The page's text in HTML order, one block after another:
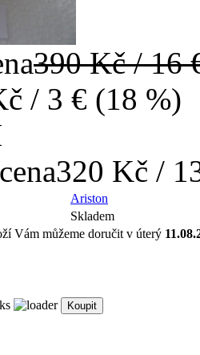
390 Kč / 16
/ 3 € (18 %)
320 Kč /
Ariston
Skladem
Vám můžeme doručit v úterý
ks